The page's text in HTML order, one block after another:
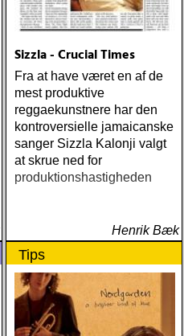
Grace (Sam Baker Music)
Guy Clark My Favorite
Richard Lindgren Driftwood
(Rootsy) Chip Taylor Block
Out The Sirens Of This
Lonely World (Trainwreck)
Nick Cave & The Bad
Seeds Push The Sky Away
(Bad Seed) Andi Almqvist
Warsaw Holiday (Rootsy)
Unheard Studio Sessions &
Demos 1971-1972
(Omnivore) Naturligtvis
borde alla årets Rootsy-
plattor vara med på listan,
men jag har istället valt att
bara lista de plattor jag
Sizzla - Crucial Times
Fra at have været en af de
mest produktive
reggaekunstnere har den
kontroversielle jamaicanske
sanger Sizzla Kalonji valgt
at skrue ned for
produktionshastigheden
Henrik Bæk
Tips